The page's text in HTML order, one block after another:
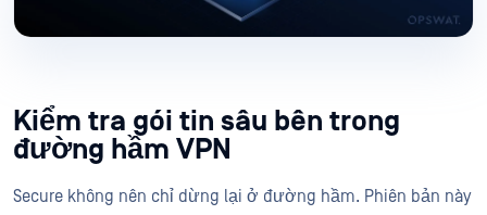
Kiểm tra gói tin sâu bên trong
đường hầm VPN
Secure không nên chỉ dừng lại ở đường hầm. Phiên bản này